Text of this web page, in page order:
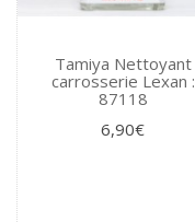
Tamiya Nettoyant
carrosserie Lexan :
87118
6,90€